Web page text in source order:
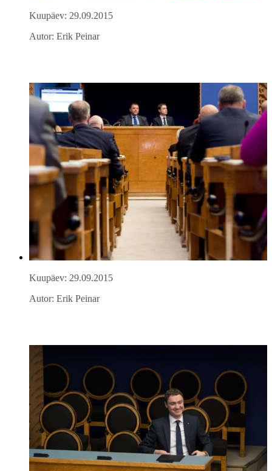
Kuupäev: 29.09.2015
Autor: Erik Peinar
Kuupäev: 29.09.2015
Autor: Erik Peinar